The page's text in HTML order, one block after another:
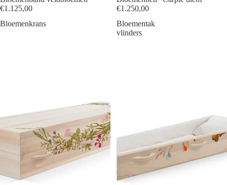
€1.125,00
€1.250,00
Bloemenkrans
Bloementak
vlinders